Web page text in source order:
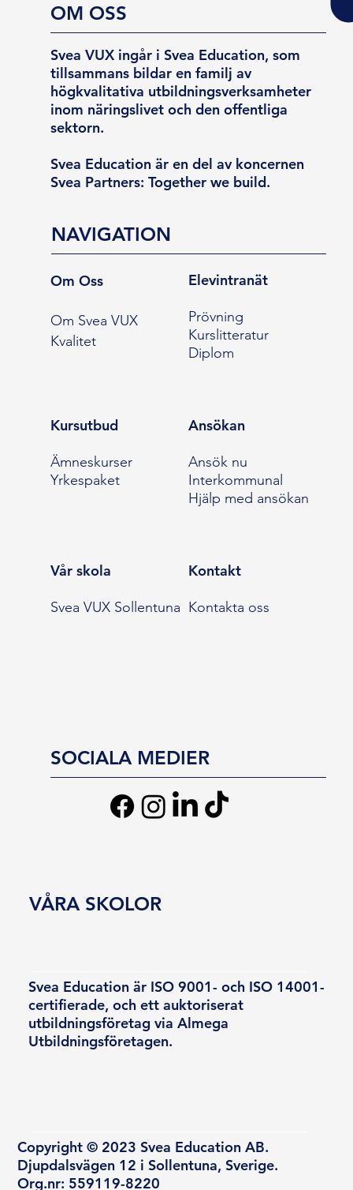
OM OSS
Svea VUX ingår i Svea Education, som
tillsammans bildar en familj av
högkvalitativa utbildningsverksamheter
inom näringslivet och den offentliga
sektorn.
Svea Education är en del av koncernen
Svea Partners: Together we build.
NAVIGATION
Om Oss
Om Svea VUX
Kvalitet
Elevintranät
Prövning
Kurslitteratur
Diplom
Kursutbud
Ämneskurser
Yrkespaket
Ansökan
Ansök nu
Interkommunal
Hjälp med ansökan
Vår skola
Svea VUX Sollentuna
Kontakt
Kontakta oss
SOCIALA MEDIER
Svea Education är ISO 9001- och ISO 14001-
certifierade, och ett auktoriserat
utbildningsföretag via Almega
Utbildningsföretagen.
Copyright © 2023 Svea Education AB.
Djupdalsvägen 12 i Sollentuna, Sverige.
Org.nr: 559119-8220
VÅRA SKOLOR